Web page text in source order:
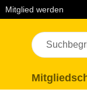
Fußzeile
Mitglied werden